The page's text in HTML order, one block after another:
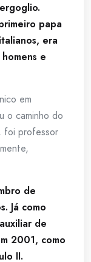
papa
era
e
em
o caminho do
foi professor
de
Já como
de
2001, como
II.